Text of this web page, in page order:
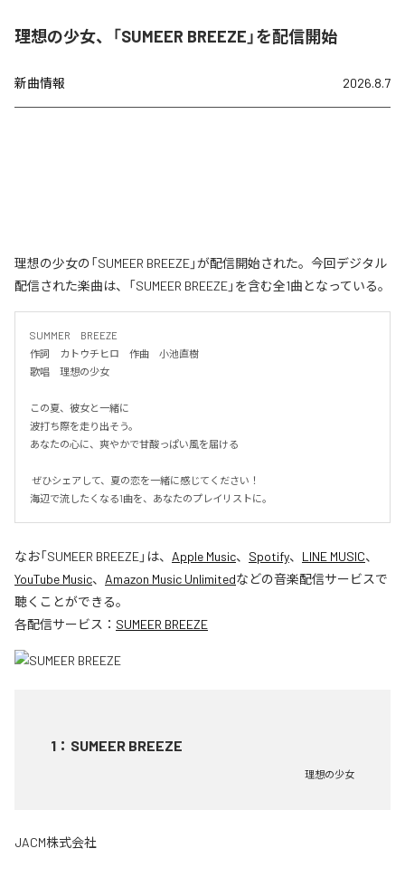
理想の少女、「SUMEER BREEZE」を配信開始
新曲情報 2026.8.7
理想の少女の「SUMEER BREEZE」が配信開始された。今回デジタル
配信された楽曲は、「SUMEER BREEZE」を含む全1曲となっている。
SUMMER　BREEZE
作詞　カトウチヒロ　作曲　小池直樹
歌唱　理想の少女
この夏、彼女と一緒に
波打ち際を走り出そう。
あなたの心に、爽やかで甘酸っぱい風を届ける
海辺で流したくなる1曲を、あなたのプレイリストに。
なお「SUMEER BREEZE」は、 Apple Music、 Spotify、 LINE MUSIC、
YouTube Music、 Amazon Music Unlimitedなどの音楽配信サービスで
聴くことができる。
各配信サービス： SUMEER BREEZE
1 ： SUMEER BREEZE
理想の少女
JACM株式会社